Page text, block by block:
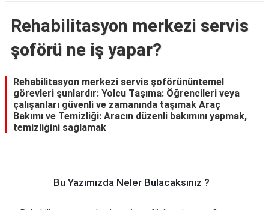
Oyun
Yaşam
Hukuk
Blog
Rehabilitasyon merkezi servis
şoförü ne iş yapar?
Rehabilitasyon merkezi servis şoförününtemel
görevleri şunlardır: Yolcu Taşıma: Öğrencileri veya
çalışanları güvenli ve zamanında taşımak Araç
Bakımı ve Temizliği: Aracın düzenli bakımını yapmak,
temizliğini sağlamak
Bu Yazımızda Neler Bulacaksınız ?